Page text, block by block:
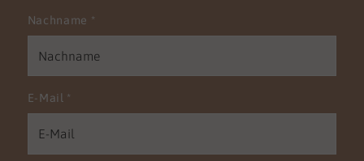
Nachname *
E-Mail *